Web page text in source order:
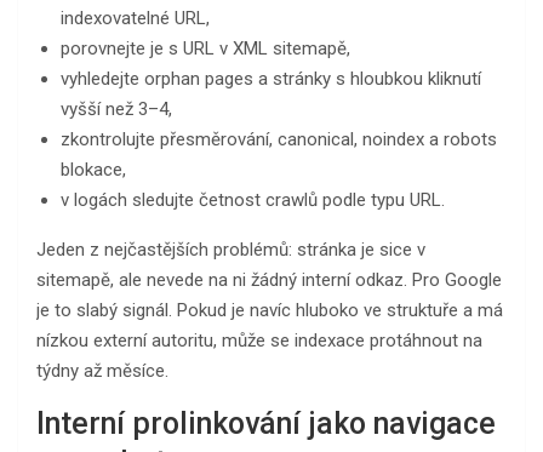
indexovatelné URL,
porovnejte je s URL v XML sitemapě,
vyhledejte orphan pages a stránky s hloubkou kliknutí
vyšší než 3–4,
zkontrolujte přesměrování, canonical, noindex a robots
blokace,
v logách sledujte četnost crawlů podle typu URL.
Jeden z nejčastějších problémů: stránka je sice v
sitemapě, ale nevede na ni žádný interní odkaz. Pro Google
je to slabý signál. Pokud je navíc hluboko ve struktuře a má
nízkou externí autoritu, může se indexace protáhnout na
týdny až měsíce.
Interní prolinkování jako navigace